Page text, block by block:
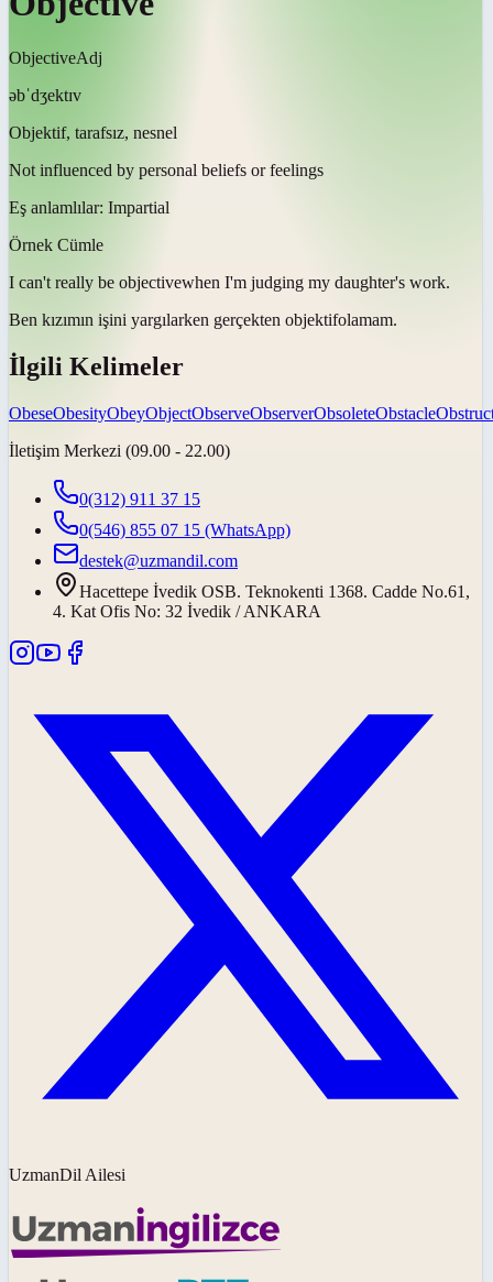
ObjectiveAdj
əbˈdʒektɪv
Objektif, tarafsız, nesnel
Not influenced by personal beliefs or feelings
Eş anlamlılar: Impartial
Örnek Cümle
I can't really be objectivewhen I'm judging my daughter's work.
Ben kızımın işini yargılarken gerçekten objektifolamam.
İlgili Kelimeler
ObeseObesityObeyObjectObserveObserverObsoleteObstacle
İletişim Merkezi (09.00 - 22.00)
0(312) 911 37 15
0(546) 855 07 15 (WhatsApp)
destek@uzmandil.com
Hacettepe İvedik OSB. Teknokenti 1368. Cadde No.61,
4. Kat Ofis No: 32 İvedik / ANKARA
UzmanDil Ailesi